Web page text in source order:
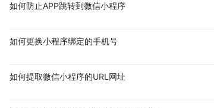
如何防止APP跳转到微信小程序
如何更换小程序绑定的手机号
如何提取微信小程序的URL网址